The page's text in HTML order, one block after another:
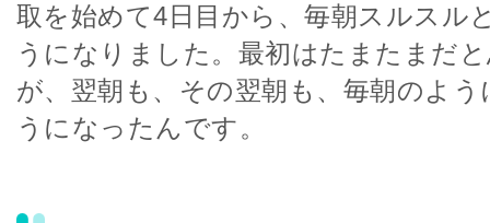
取を始めて4日目から、毎朝スルスル
うになりました。最初はたまたまだ
が、翌朝も、その翌朝も、毎朝のよ
うになったんです。